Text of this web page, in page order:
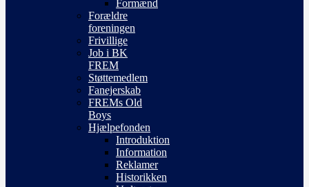
Formænd
Forældre
foreningen
Frivillige
Job i BK
FREM
Støttemedlem
Fanejerskab
FREMs Old
Boys
Hjælpefonden
Introduktion
Information
Reklamer
Historikken